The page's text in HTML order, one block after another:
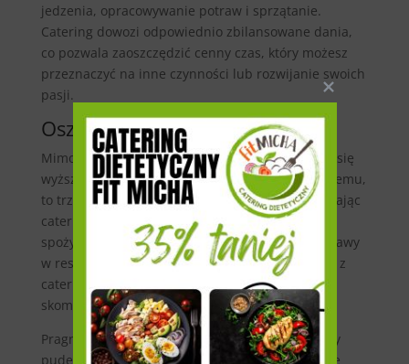
jedzenia, opracowywanie potraw i sprzątanie.
Catering dowozi odpowiednio zbilansowane dania,
co pozwala zaoszczędzić cenny czas, który możesz
przeznaczyć na inne czynności lub rozwijanie swoich
pasji.
Oszczędność kosztów
Mimo że cena zestawu 5 potraw może wydawać się
wyższa niż koszt przygotowywania jedzenia samemu,
to trzeba wziąć pod uwagę kilka kwestii. Zamawiając
catering, nie musisz robić zakupów w sklepie
spożywczym ani jeść na mieście. Regularne potrawy
w restauracjach są dużo droższe niż korzystanie z
cateringu, zwłaszcza jeżeli chodzi o specjalnie
skomponowane i zbilansowane dania.
Pragniesz znaleźć tańszą opcję zamawiania diety
pudełkowej? Z nami to istotne! Sprawdź aktualne